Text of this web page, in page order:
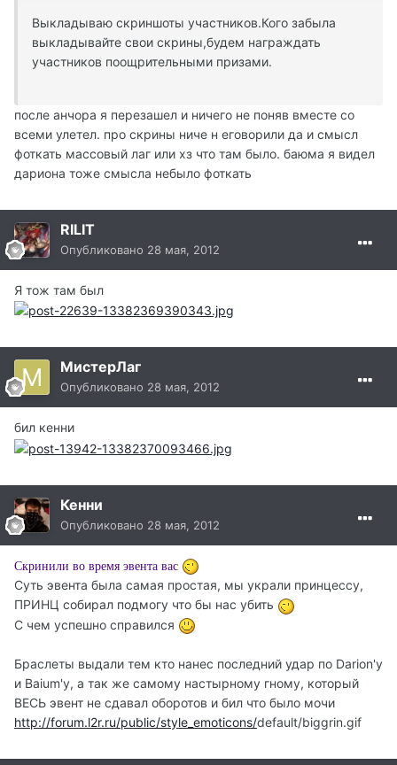
Выкладываю скриншоты участников.Кого забыла
выкладывайте свои скрины,будем награждать
участников поощрительными призами.
после анчора я перезашел и ничего не поняв вместе со
всеми улетел. про скрины ниче н еговорили да и смысл
фоткать массовый лаг или хз что там было. баюма я видел
дариона тоже смысла небыло фоткать
RILIT
Опубликовано 28 мая, 2012
Я тож там был
МистерЛаг
Опубликовано 28 мая, 2012
бил кенни
Кенни
Опубликовано 28 мая, 2012
Скринили во время эвента вас
Суть эвента была самая простая, мы украли принцессу,
ПРИНЦ собирал подмогу что бы нас убить
С чем успешно справился
Браслеты выдали тем кто нанес последний удар по Darion'у
и Baium'у, а так же самому настырному гному, который
ВЕСЬ эвент не сдавал оборотов и бил что было мочи
http://forum.l2r.ru/public/style_emoticons/default/biggrin.gif